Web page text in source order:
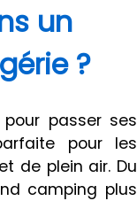
un
?
passer ses
pour les
de plein air. Du
camping plus